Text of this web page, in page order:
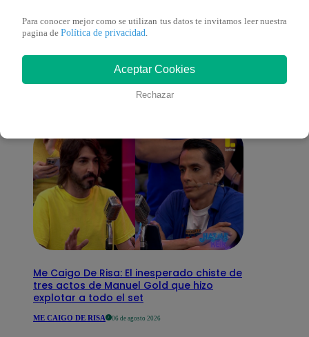
También te puede
interesar
Me Caigo De Risa: El inesperado chiste de
tres actos de Manuel Gold que hizo
explotar a todo el set
ME CAIGO DE RISA 06 de agosto 2026
Para conocer mejor como se utilizan tus datos te invitamos leer nuestra
pagina de Política de privacidad
Aceptar Cookies
Rechazar